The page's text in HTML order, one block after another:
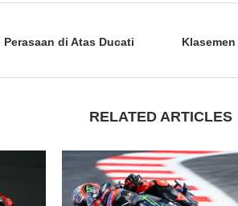
di Atas Ducati
RELATED ARTICLES